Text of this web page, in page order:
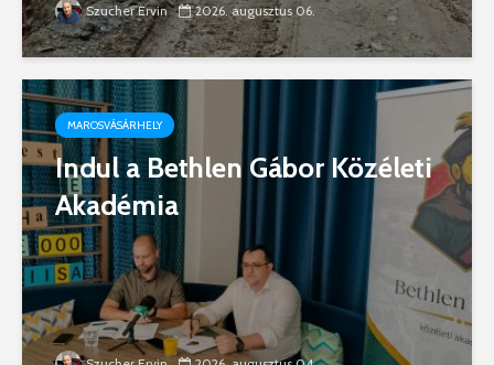
Szucher Ervin 2026. augusztus 06.
MAROSVÁSÁRHELY
Indul a Bethlen Gábor Közéleti
Akadémia